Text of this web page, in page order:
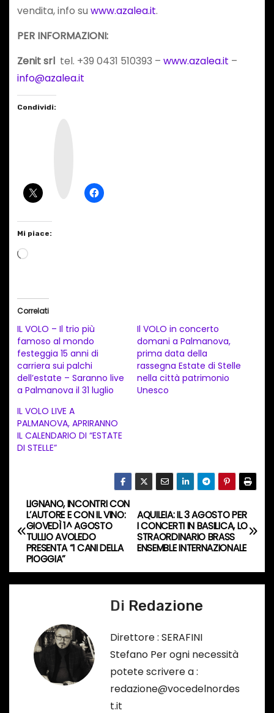
vendita, info su www.azalea.it.
PER INFORMAZIONI:
Zenit srl tel. +39 0431 510393 – www.azalea.it –
info@azalea.it
Condividi:
Mi piace:
C
a
m
e
n
t
o
i
r
s
o
…
Correlati
IL VOLO – Il trio più
famoso al mondo
festeggia 15 anni di
carriera sui palchi
dell’estate – Saranno live
a Palmanova il 31 luglio
Il VOLO in concerto
domani a Palmanova,
prima data della
rassegna Estate di Stelle
nella città patrimonio
Unesco
IL VOLO LIVE A
PALMANOVA, APRIRANNO
IL CALENDARIO DI “ESTATE
DI STELLE”
N
a
v
i
AQUILEIA: IL 3 AGOSTO PER
I CONCERTI IN BASILICA, LO
STRAORDINARIO BRASS
ENSEMBLE INTERNAZIONALE
LIGNANO, INCONTRI CON
L’AUTORE E CON IL VINO:
GIOVEDÌ 1^ AGOSTO
TULLIO AVOLEDO
PRESENTA “I CANI DELLA
PIOGGIA”
Di Redazione
Direttore : SERAFINI
Stefano Per ogni necessità
potete scrivere a :
redazione@vocedelnordes
t.it